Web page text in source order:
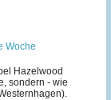
Woche
Hazelwood
sondern - wie